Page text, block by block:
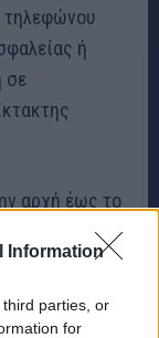
Information
parties, or
for
τηλεφώνου
ή
σε
αρχή έως το
θα
μητρώα και
επιβληθεί